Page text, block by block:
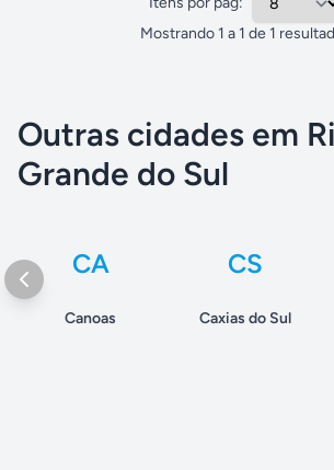
Mostrando 1 a 1 de 1
Outras cidades em
Grande do Sul
CA
Canoas
CS
Caxias do Sul